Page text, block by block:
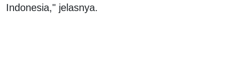
Indonesia," jelasnya.